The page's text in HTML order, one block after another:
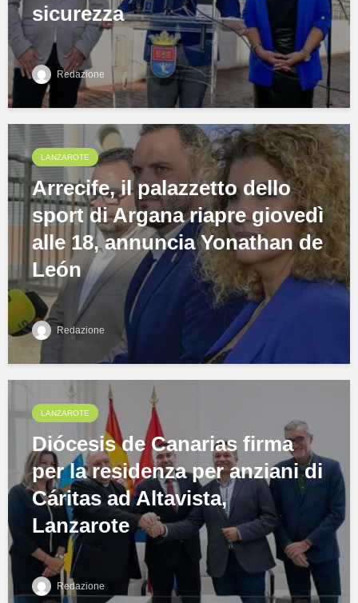
sicurezza
Redazione
LANZAROTE
Arrecife, il palazzetto dello
sport di Argana riapre giovedì
alle 18, annuncia Yonathan de
León
Redazione
LANZAROTE
Diócesis de Canarias firma
per la residenza per anziani di
Cáritas ad Altavista,
Lanzarote
Redazione